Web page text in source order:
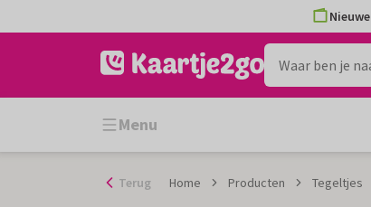
naar
Menu
Terug Home Producten Tegeltjes